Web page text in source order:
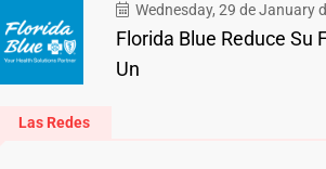
Wednesday, 29 de January
Florida Blue Reduce Su
Un
Las Redes